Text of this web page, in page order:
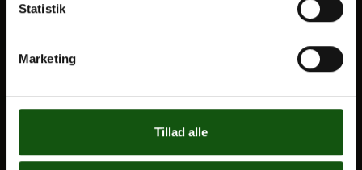
Statistik
Marketing
Tillad alle
Til forældre
VORES UDDANNELSER
HF